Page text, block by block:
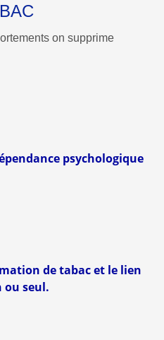
on supprime
psychologique
de tabac et le lien
ou seul.